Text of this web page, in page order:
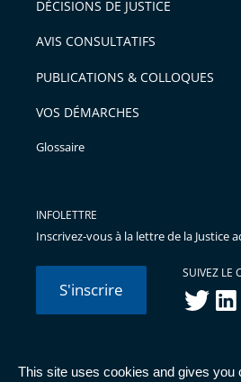
This site uses cookies and gives you
DÉCISIONS DE JUSTICE
AVIS CONSULTATIFS
PUBLICATIONS & COLLOQUES
VOS DÉMARCHES
Glossaire
INFOLETTRE
Inscrivez-vous à la lettre de la Justice
S'inscrire
SUIVEZ LE
twitter